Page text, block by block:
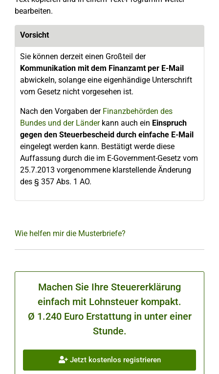
bearbeiten.
Vorsicht
Sie können derzeit einen Großteil der
Kommunikation mit dem Finanzamt per E-Mail
abwickeln, solange eine eigenhändige Unterschrift
vom Gesetz nicht vorgesehen ist.
Nach den Vorgaben der Finanzbehörden des
Bundes und der Länderkann auch ein Einspruch
gegen den Steuerbescheid durch einfache E-Mail
eingelegt werden kann. Bestätigt werde diese
Auffassung durch die im E-Government-Gesetz vom
25.7.2013 vorgenommene klarstellende Änderung
des § 357 Abs. 1 AO.
Wie helfen mir die Musterbriefe?
Machen Sie Ihre Steuererklärung
einfach mit Lohnsteuer kompakt.
Ø 1.240 Euro Erstattung in unter einer
Stunde.
Jetzt kostenlos registrieren